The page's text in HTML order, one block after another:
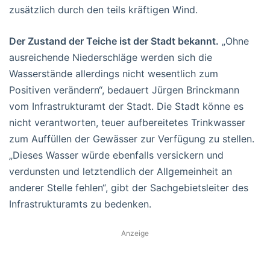
zusätzlich durch den teils kräftigen Wind.
Der Zustand der Teiche ist der Stadt bekannt. „Ohne
ausreichende Niederschläge werden sich die
Wasserstände allerdings nicht wesentlich zum
Positiven verändern“, bedauert Jürgen Brinckmann
vom Infrastrukturamt der Stadt. Die Stadt könne es
nicht verantworten, teuer aufbereitetes Trinkwasser
zum Auffüllen der Gewässer zur Verfügung zu stellen.
„Dieses Wasser würde ebenfalls versickern und
verdunsten und letztendlich der Allgemeinheit an
anderer Stelle fehlen“, gibt der Sachgebietsleiter des
Infrastrukturamts zu bedenken.
Anzeige